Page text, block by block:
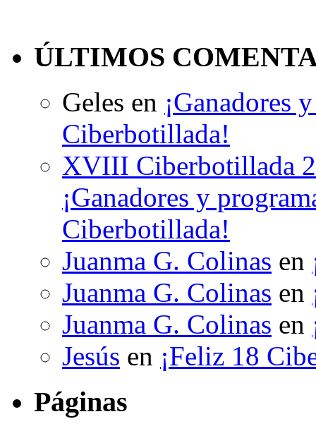
ÚLTIMOS
Geles en ¡Ganadores
Ciberbotillada!
XVIII Ciberbotillada
¡Ganadores y
Ciberbotillada!
Juanma G. Colinas en
Juanma G. Colinas en
Juanma G. Colinas en
Jesús en ¡Feliz 18
Páginas